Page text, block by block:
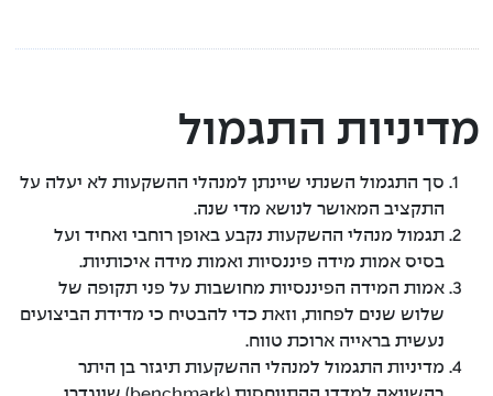
מדיניות התגמול
סך התגמול השנתי שיינתן למנהלי ההשקעות לא יעלה על
התקציב המאושר לנושא מדי שנה.
תגמול מנהלי ההשקעות נקבע באופן רוחבי ואחיד ועל
בסיס אמות מידה פיננסיות ואמות מידה איכותיות.
אמות המידה הפיננסיות מחושבות על פני תקופה של
שלוש שנים לפחות, וזאת כדי להבטיח כי מדידת הביצועים
נעשית בראייה ארוכת טווח.
מדיניות התגמול למנהלי ההשקעות תיגזר בן היתר